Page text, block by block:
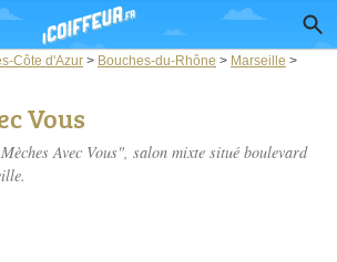
Côte d'Azur > Bouches-du-Rhône > Marseille >
Vous
Avec Vous", salon mixte situé boulevard